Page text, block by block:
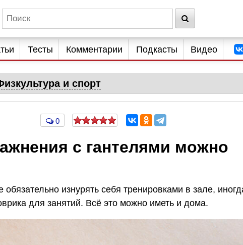
Тесты Комментарии Подкасты Видео
и спорт
0
с гантелями можно
обязательно изнурять себя тренировками в зале,
для занятий. Всё это можно иметь и дома.